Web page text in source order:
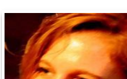
năm 1991 sau 2454 ngày bị giam
Ngày 16-3 năm 1988:Trung tá
John M. Poindexter của Hội đồng
về tội âm mưu lừa gạt Hoa Kỳ vì
contra.